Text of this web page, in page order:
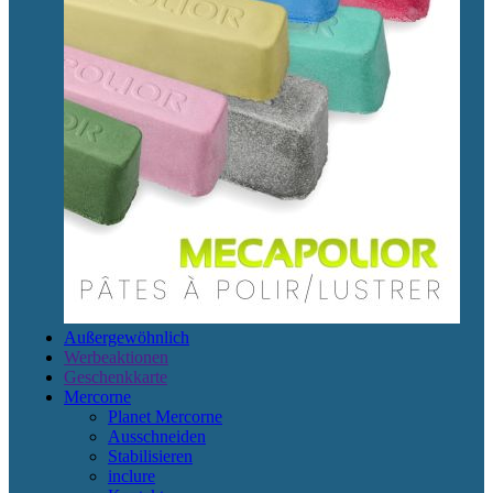
Außergewöhnlich
Werbeaktionen
Geschenkkarte
Mercorne
Planet Mercorne
Ausschneiden
Stabilisieren
inclure